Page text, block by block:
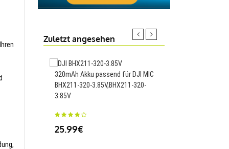
Zuletzt angesehen
320mAh Akku passend für DJI MIC
BHX211-320-3.85V,BHX211-320-
3.85V
25.99€